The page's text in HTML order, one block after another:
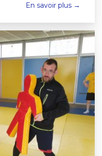
En savoir plus →